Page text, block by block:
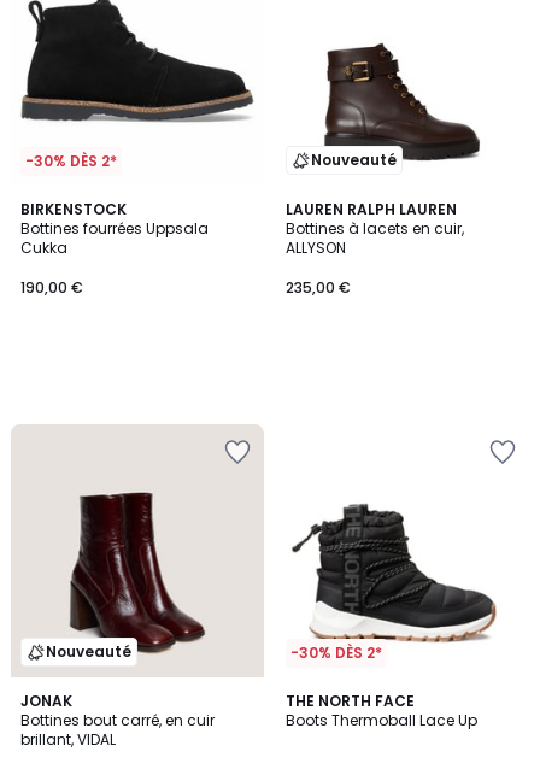
-30% DÈS 2*
BIRKENSTOCK
Bottines fourrées Uppsala
Cukka
190,00 €
Nouveauté
LAUREN RALPH LAUREN
Bottines à lacets en cuir,
ALLYSON
235,00 €
Nouveauté
JONAK
Bottines bout carré, en cuir
brillant, VIDAL
-30% DÈS 2*
THE NORTH FACE
Boots Thermoball Lace Up
4,5
/ 5
2
Couleurs